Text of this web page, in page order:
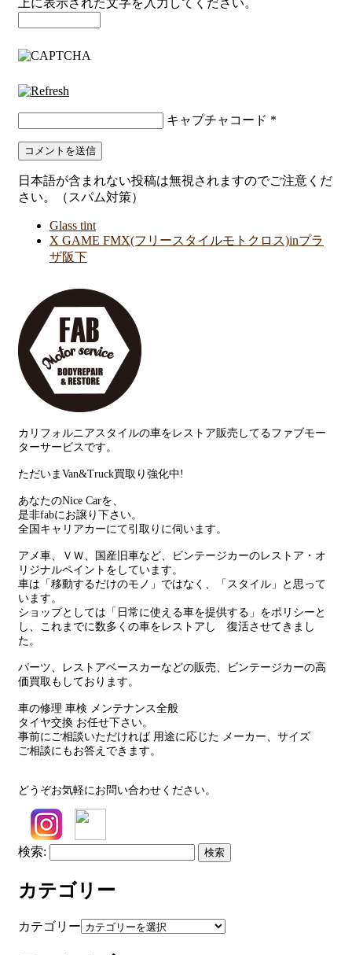
上に表示された文字を入力してください。
キャプチャコード *
日本語が含まれない投稿は無視されますのでご注意くだ
さい。（スパム対策）
Glass tint
X GAME FMX(フリースタイルモトクロス)inプラ
ザ阪下
カリフォルニアスタイルの車をレストア販売してるファブモー
ターサービスです。
ただいまVan&Truck買取り強化中!
あなたのNice Carを、
是非fabにお譲り下さい。
全国キャリアカーにて引取りに伺います。
アメ車、ＶＷ、国産旧車など、ビンテージカーのレストア・オ
リジナルペイントをしています。
車は「移動するだけのモノ」ではなく、「スタイル」と思って
います。
ショップとしては「日常に使える車を提供する」をポリシーと
し、これまでに数多くの車をレストアし 復活させてきまし
た。
パーツ、レストアベースカーなどの販売、ビンテージカーの高
価買取もしております。
車の修理 車検 メンテナンス全般
タイヤ交換 お任せ下さい。
事前にご相談いただければ 用途に応じた メーカー、サイズ
ご相談にもお答えできます。
どうぞお気軽にお問い合わせください。
検索:
カテゴリー
カテゴリー